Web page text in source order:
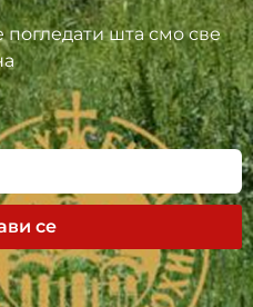
шта смо све
се